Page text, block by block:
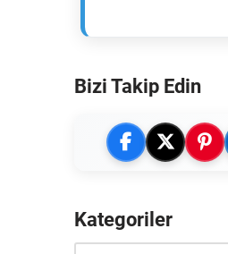
Bizi Takip Edin
Kategoriler